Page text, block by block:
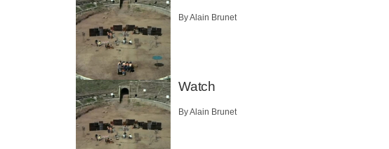
By Alain Brunet
Watch
By Alain Brunet